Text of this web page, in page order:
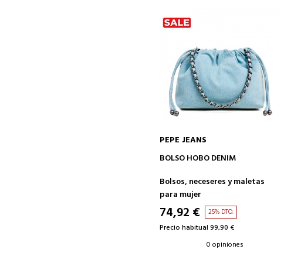
AÑADIR A LA CESTA
PEPE JEANS
BOLSO HOBO DENIM
Bolsos, neceseres y maletas
para mujer
74,92 € 25% DTO.
Precio habitual 99,90 €
0 opiniones